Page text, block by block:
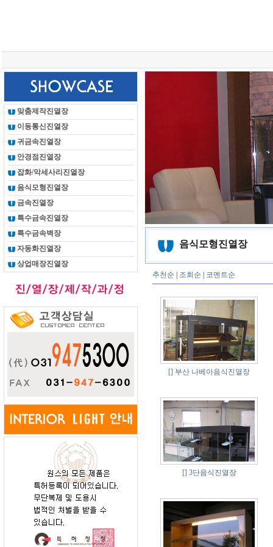
맞춤제작진열장
이동통신진열장
귀금속진열장
안경점진열장
잡화/악세사리진열장
음식모형진열장
금속진열장
특수금속진열장
특수금속벽장
자동화진열장
상업매장진열장
음식모형진열장
추천순 조회순 코멘트순
[] 부산 나베아음식진열장
[] 3단음식진열장